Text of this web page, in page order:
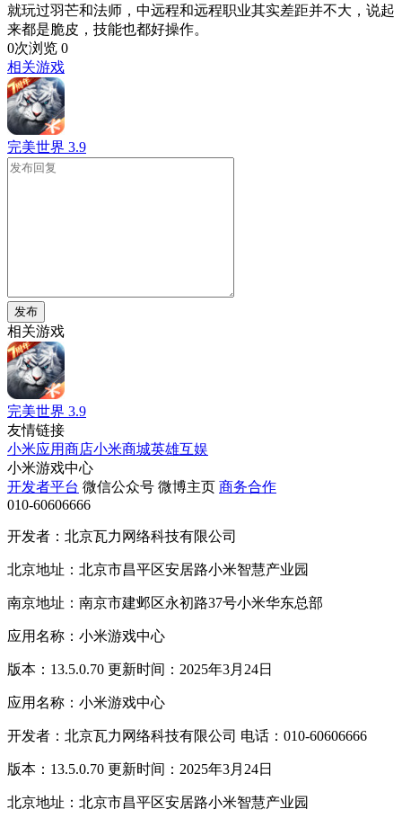
就玩过羽芒和法师，中远程和远程职业其实差距并不大，说起
来都是脆皮，技能也都好操作。
0次浏览 0
相关游戏
完美世界 3.9
发布
相关游戏
完美世界 3.9
友情链接
小米应用商店小米商城英雄互娱
小米游戏中心
开发者平台 微信公众号 微博主页 商务合作
010-60606666
开发者：北京瓦力网络科技有限公司
北京地址：北京市昌平区安居路小米智慧产业园
南京地址：南京市建邺区永初路37号小米华东总部
应用名称：小米游戏中心
版本：13.5.0.70 更新时间：2025年3月24日
应用名称：小米游戏中心
开发者：北京瓦力网络科技有限公司 电话：010-60606666
版本：13.5.0.70 更新时间：2025年3月24日
北京地址：北京市昌平区安居路小米智慧产业园